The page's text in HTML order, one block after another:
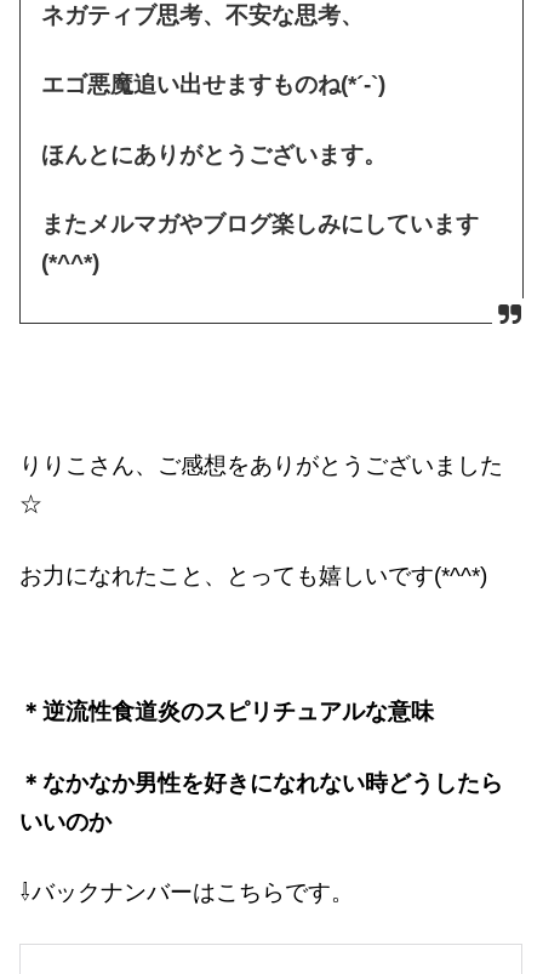
ネガティブ思考、不安な思考、
エゴ悪魔追い出せますものね(*´-`)
ほんとにありがとうございます。
またメルマガやブログ楽しみにしています
(*^^*)
りりこさん、ご感想をありがとうございました
☆
お力になれたこと、とっても嬉しいです(*^^*)
＊逆流性食道炎のスピリチュアルな意味
＊なかなか男性を好きになれない時どうしたら
いいのか
⇩バックナンバーはこちらです。